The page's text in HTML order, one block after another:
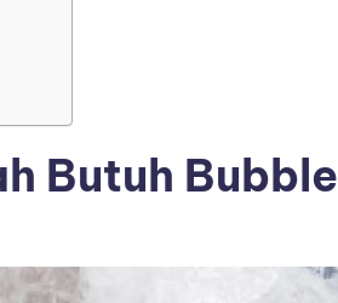
Butuh Bubble